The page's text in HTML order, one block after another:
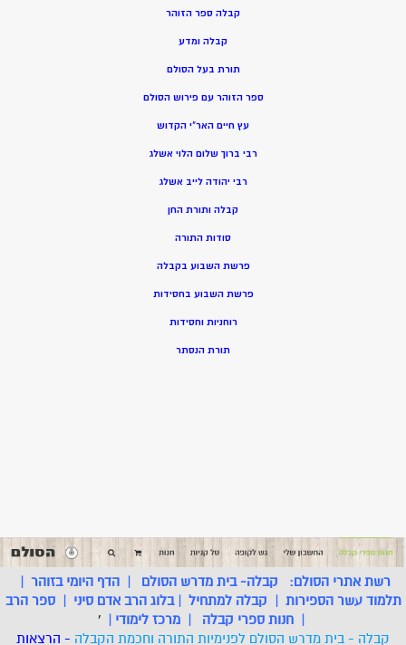
קבלה ספר הזוהר
קבלה ומדע
תורת בעל הסולם
ספר הזוהר עם פירוש הסולם
עץ חיים האר”י הקדוש
רבי ברוך שלום הלוי אשלג
רבי יהודה לייב אשלג
קבלה ותורת החן
סודות התורה
פרשת השבוע בקבלה
פרשת השבוע בחסידות
רוחניות וחסידות
תורת הנסתר
רשת אתרי הסולם: קבלה- בית מדרש הסולם |הדף היומי בזוהר |
תלמוד עשר הספירות | קבלה למתחיל |בלוג הרב אדם סיני |ספר הרב
| חנות ספרי קבלה | מרכז לימודי |
'
קבלה - בית מדרש הסולם לפנימיות התורה וחכמת הקבלה - הרצאות